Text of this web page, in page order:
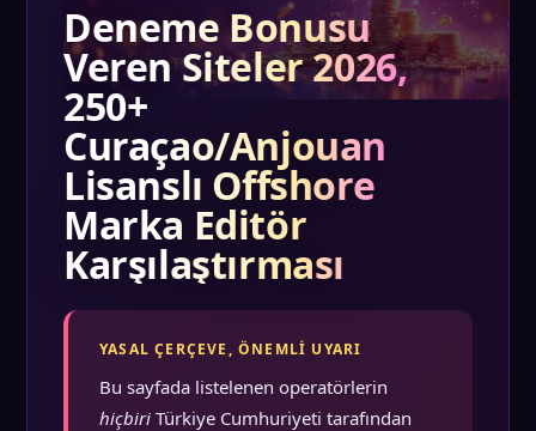
Deneme Bonusu
Veren Siteler 2026,
250+
Curaçao/Anjouan
Lisanslı Offshore
Marka Editör
Karşılaştırması
YASAL ÇERÇEVE, ÖNEMLI UYARI
Bu sayfada listelenen operatörlerin
hiçbiri Türkiye Cumhuriyeti tarafından